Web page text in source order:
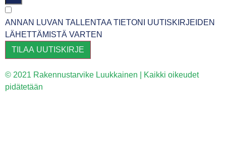
ANNAN LUVAN TALLENTAA TIETONI UUTISKIRJEIDEN
LÄHETTÄMISTÄ VARTEN
TILAA UUTISKIRJE
© 2021 Rakennustarvike Luukkainen | Kaikki oikeudet
pidätetään